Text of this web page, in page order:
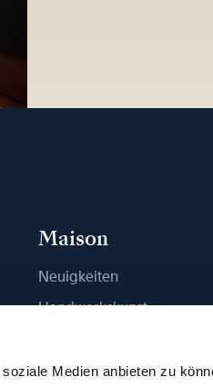
Medien anbieten zu
Maison
Neuigkeiten
Handwerkskunst
Nachhaltigkeit